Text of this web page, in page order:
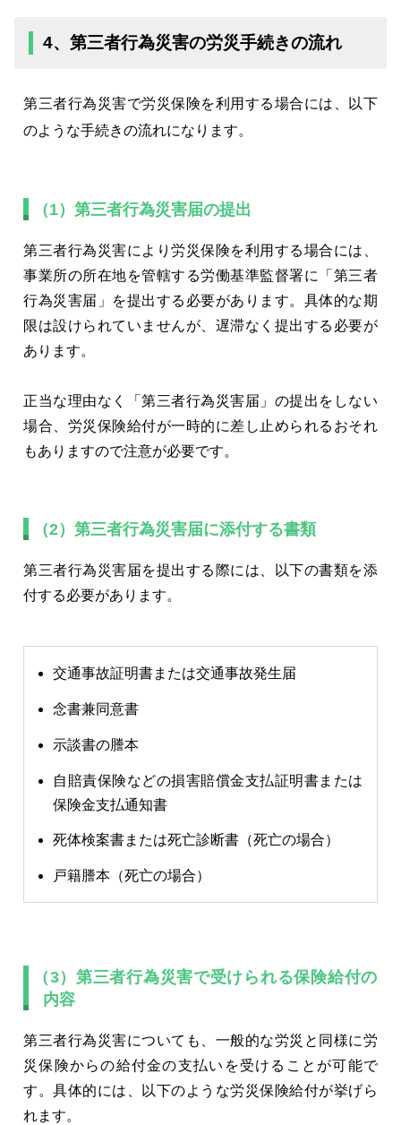
4、第三者行為災害の労災手続きの流れ
第三者行為災害で労災保険を利用する場合には、以下
のような手続きの流れになります。
（1）第三者行為災害届の提出
第三者行為災害により労災保険を利用する場合には、
事業所の所在地を管轄する労働基準監督署に「第三者
行為災害届」を提出する必要があります。具体的な期
限は設けられていませんが、遅滞なく提出する必要が
あります。
正当な理由なく「第三者行為災害届」の提出をしない
場合、労災保険給付が一時的に差し止められるおそれ
もありますので注意が必要です。
（2）第三者行為災害届に添付する書類
第三者行為災害届を提出する際には、以下の書類を添
付する必要があります。
交通事故証明書または交通事故発生届
念書兼同意書
示談書の謄本
自賠責保険などの損害賠償金支払証明書または
保険金支払通知書
死体検案書または死亡診断書（死亡の場合）
戸籍謄本（死亡の場合）
（3）第三者行為災害で受けられる保険給付の
内容
第三者行為災害についても、一般的な労災と同様に労
災保険からの給付金の支払いを受けることが可能で
す。具体的には、以下のような労災保険給付が挙げら
れます。